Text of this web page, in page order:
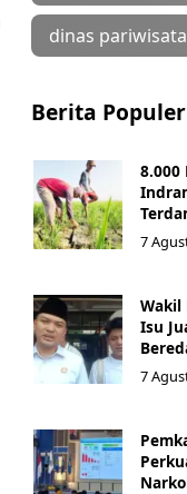
dinas
Berita Populer
8.000
7
Wakil
Isu
7